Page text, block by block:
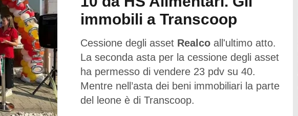
immobili a Transcoop
Cessione degli asset Realco all'ultimo atto.
La seconda asta per la cessione degli asset
ha permesso di vendere 23 pdv su 40.
Mentre nell’asta dei beni immobiliari la parte
del leone è di Transcoop.